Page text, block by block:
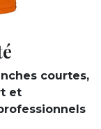
courtes,
et